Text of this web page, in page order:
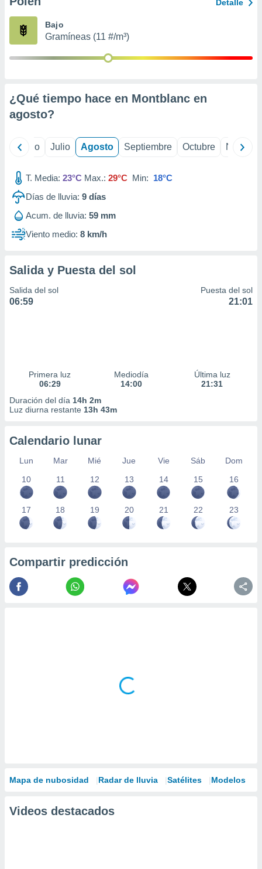
publicidad
1199
Detalle
Bajo
Gramíneas (11 #/m³)
¿Qué tiempo hace en Montblanc en
agosto?
Junio Julio Agosto Septiembre Octubre
T. Media: 23°C Max.: 29°C Min: 18°C
Días de lluvia: 9 días
Acum. de lluvia: 59 mm
Viento medio: 8 km/h
Salida y Puesta del sol
Salida del sol
06:59
Puesta del sol
21:01
Primera luz
06:29
Mediodía
14:00
Última luz
21:31
Duración del día 14h 2m
Luz diurna restante 13h 43m
Calendario lunar
Lun Mar Mié Jue Vie Sáb
Dom
10
11 12 13 14 15 16
17 18 19 20 21 22 23
Compartir predicción
Mapa de nubosidad Radar de lluvia Satélites Modelos
Videos destacados